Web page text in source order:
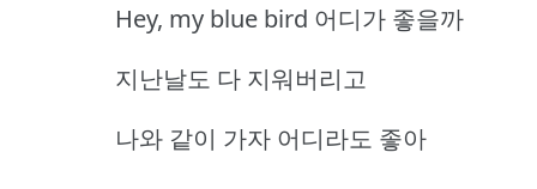
Hey, my blue bird 어디가 좋을까
지난날도 다 지워버리고
나와 같이 가자 어디라도 좋아